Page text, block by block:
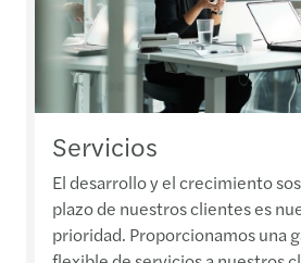
Servicios
El desarrollo y el crecimiento
plazo de nuestros clientes es
prioridad. Proporcionamos una